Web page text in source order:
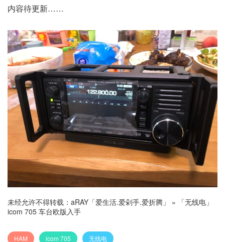
内容待更新……
未经允许不得转载： aRAY「爱生活.爱剁手.爱折腾」 »
「无线电」
icom 705 车台欧版入手
HAM icom 705 无线电